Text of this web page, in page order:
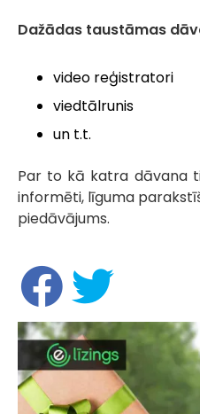
Dažādas taustāmas
video reģistratori
viedtālrunis
un t.t.
Par to kā katra dāvana
informēti, līguma
piedāvājums.